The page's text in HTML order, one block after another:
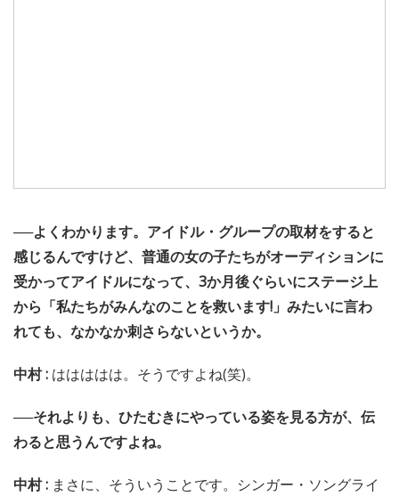
──よくわかります。アイドル・グループの取材をすると
感じるんですけど、普通の女の子たちがオーディションに
受かってアイドルになって、3か月後ぐらいにステージ上
から「私たちがみんなのことを救います!」みたいに言わ
れても、なかなか刺さらないというか。
中村 : ははははは。そうですよね(笑)。
──それよりも、ひたむきにやっている姿を見る方が、伝
わると思うんですよね。
中村 : まさに、そういうことです。シンガー・ソングライ